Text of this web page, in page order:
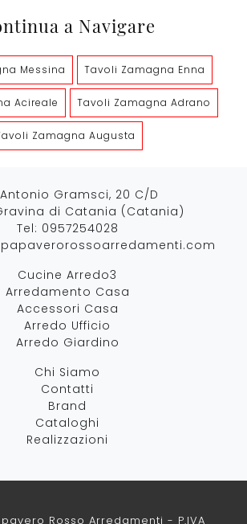
a Navigare
Messina Tavoli Zamagna Enna
Acireale Tavoli Zamagna Adrano
Zamagna Augusta
Gramsci, 20 C/D
di Catania (Catania)
Tel: 0957254028
Cucine Arredo3
Arredamento Casa
Accessori Casa
Arredo Ufficio
Arredo Giardino
Chi Siamo
Contatti
Brand
Cataloghi
Realizzazioni
Rosso Arredamenti - P.IVA